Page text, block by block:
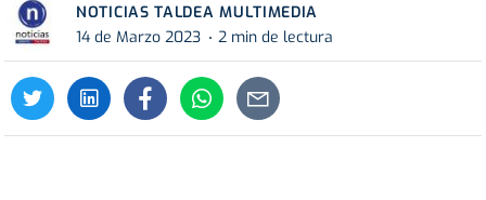
NOTICIAS TALDEA MULTIMEDIA
14 de Marzo 2023
2 min de lectura